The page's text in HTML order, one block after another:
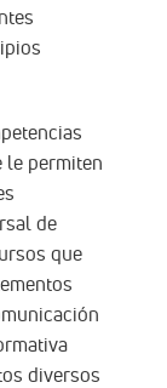
le permiten
de
que
diversos